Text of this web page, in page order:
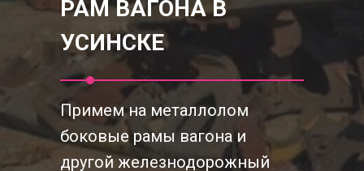
РАМ ВАГОНА В
УСИНСКЕ
Примем на металлолом
боковые рамы вагона и
другой железнодорожный